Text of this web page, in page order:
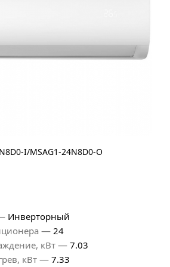
I/MSAG1-24N8D0-O
Инверторный
— 24
кВт— 7.03
кВт — 7.33